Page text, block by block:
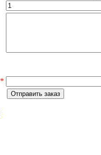
*